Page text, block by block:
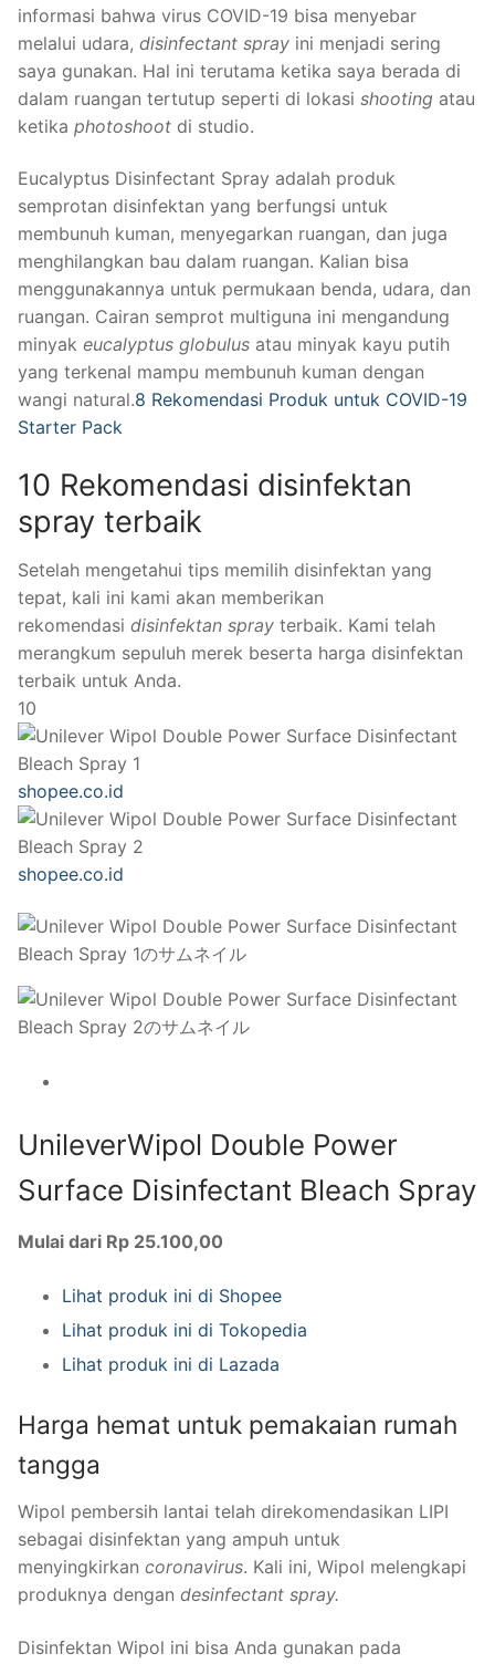
informasi bahwa virus COVID-19 bisa menyebar
melalui udara, disinfectant spray ini menjadi sering
saya gunakan. Hal ini terutama ketika saya berada di
dalam ruangan tertutup seperti di lokasi shooting atau
ketika photoshoot di studio.
Eucalyptus Disinfectant Spray adalah produk
semprotan disinfektan yang berfungsi untuk
membunuh kuman, menyegarkan ruangan, dan juga
menghilangkan bau dalam ruangan. Kalian bisa
menggunakannya untuk permukaan benda, udara, dan
ruangan. Cairan semprot multiguna ini mengandung
minyak eucalyptus globulus atau minyak kayu putih
yang terkenal mampu membunuh kuman dengan
wangi natural.8 Rekomendasi Produk untuk COVID-19
Starter Pack
10 Rekomendasi disinfektan
spray terbaik
Setelah mengetahui tips memilih disinfektan yang
tepat, kali ini kami akan memberikan
rekomendasi disinfektan spray terbaik. Kami telah
merangkum sepuluh merek beserta harga disinfektan
terbaik untuk Anda.
10
shopee.co.id
shopee.co.id
UnileverWipol Double Power
Surface Disinfectant Bleach Spray
Mulai dari Rp 25.100,00
Lihat produk ini di Shopee
Lihat produk ini di Tokopedia
Lihat produk ini di Lazada
Harga hemat untuk pemakaian rumah
tangga
Wipol pembersih lantai telah direkomendasikan LIPI
sebagai disinfektan yang ampuh untuk
menyingkirkan coronavirus. Kali ini, Wipol melengkapi
produknya dengan desinfectant spray.
Disinfektan Wipol ini bisa Anda gunakan pada